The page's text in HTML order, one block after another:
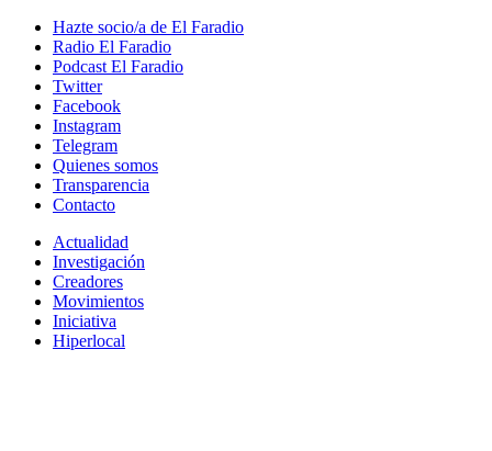
Hazte socio/a de El Faradio
Radio El Faradio
Podcast El Faradio
Twitter
Facebook
Instagram
Telegram
Quienes somos
Transparencia
Contacto
Actualidad
Investigación
Creadores
Movimientos
Iniciativa
Hiperlocal